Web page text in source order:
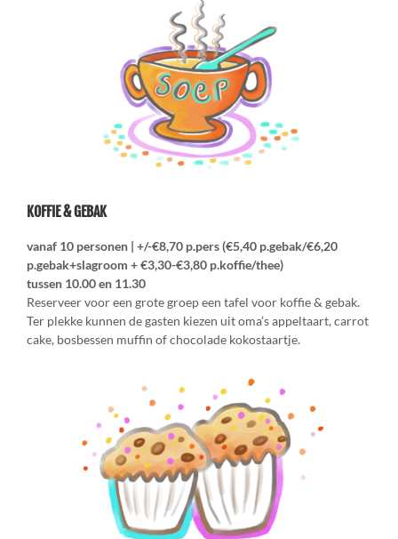
KOFFIE & GEBAK
vanaf 10 personen | +/-€8,70 p.pers (€5,40 p.gebak/€6,20
p.gebak+slagroom + €3,30-€3,80 p.koffie/thee)
tussen 10.00 en 11.30
Reserveer voor een grote groep een tafel voor koffie & gebak.
Ter plekke kunnen de gasten kiezen uit oma’s appeltaart, carrot
cake, bosbessen muffin of chocolade kokostaartje.